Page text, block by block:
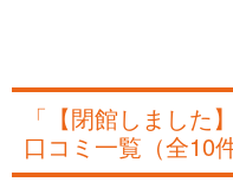
「【閉館しました
口コミ一覧（全10件